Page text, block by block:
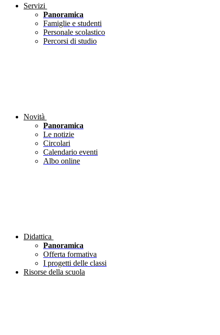
Servizi
Panoramica
Famiglie e studenti
Personale scolastico
Percorsi di studio
Novità
Panoramica
Le notizie
Circolari
Calendario eventi
Albo online
Didattica
Panoramica
Offerta formativa
I progetti delle classi
Risorse della scuola